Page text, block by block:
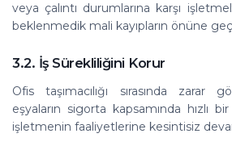
veya çalıntı durumlarına karşı
beklenmedik mali kayıpların önüne
3.2. İş Sürekliliğini Korur
Ofis taşımacılığı sırasında zarar
eşyaların sigorta kapsamında hızlı
işletmenin faaliyetlerine kesintisiz